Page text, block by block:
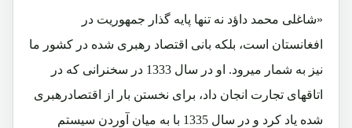
«شاغلی محمد داؤد نه تنها پایه گذار جمهوریت در
افغانستان است، بلکه بانی اقتصاد رهبری شده در کشور ما
نیز به شمار میرود. او در سال 1333 در سخنرانی که در
اتاقهای تجارت انجان داد، برای نخستن بار از اقتصادرهبری
شده یاد کرد و در سال 1335 با به میان آوردن سیستم